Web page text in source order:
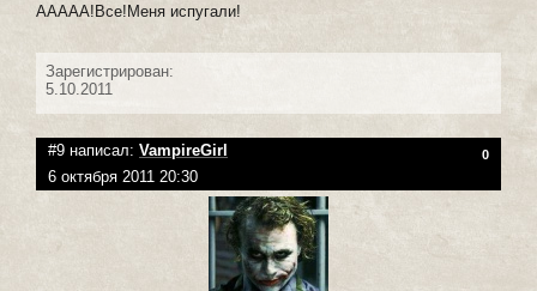
ААААА!Все!Меня испугали!
Зарегистрирован:
5.10.2011
#9 написал: VampireGirl 0
6 октября 2011 20:30